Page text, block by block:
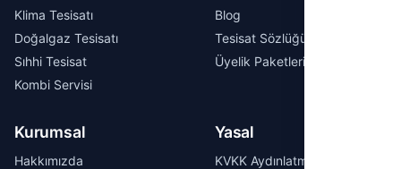
Klima Tesisatı
Doğalgaz Tesisatı
Sıhhi Tesisat
Kombi Servisi
Blog
Tesisat Sözlüğü
Üyelik Paketleri
Kurumsal
Hakkımızda
Yasal
KVKK Aydınlatma Metni